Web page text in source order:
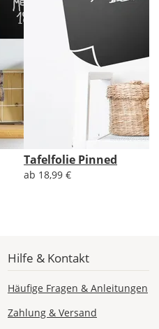
Tafelfolie Pinned
ab 18,99 €
Hilfe & Kontakt
Häufige Fragen & Anleitungen
Zahlung & Versand